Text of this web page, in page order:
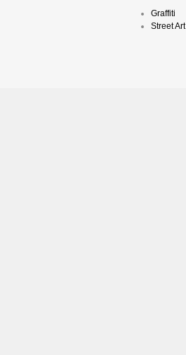
Graffiti
Street Art